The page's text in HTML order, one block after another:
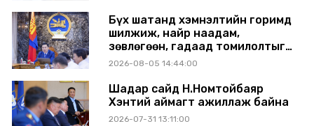
Бүх шатанд хэмнэлтийн горимд
шилжиж, найр наадам,
зөвлөгөөн, гадаад томилолтыг
хориглолоо
2026-08-05 14:44:00
Шадар сайд Н.Номтойбаяр
Хэнтий аймагт ажиллаж байна
2026-07-31 13:11:00